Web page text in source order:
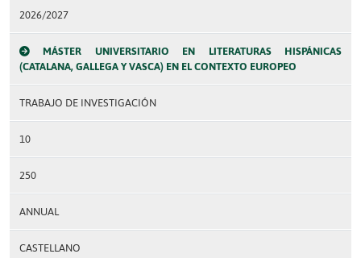
2026/2027
MÁSTER UNIVERSITARIO EN LITERATURAS HISPÁNICAS
(CATALANA, GALLEGA Y VASCA) EN EL CONTEXTO EUROPEO
TRABAJO DE INVESTIGACIÓN
10
250
ANNUAL
CASTELLANO